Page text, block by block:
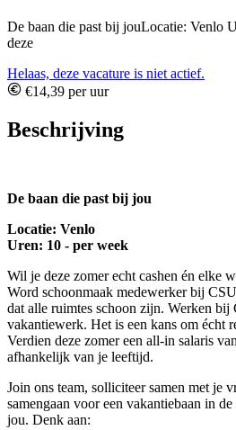
De baan die past bij jouLocatie: Venlo
deze
Helaas, deze vacature is niet actief.
€14,39 per uur
Beschrijving
De baan die past bij jou
Locatie: Venlo
Uren: 10 - per week
Wil je deze zomer echt cashen én elke
Word schoonmaak medewerker bij
dat alle ruimtes schoon zijn. Werken bij
vakantiewerk. Het is een kans om écht
Verdien deze zomer een all-in salaris
afhankelijk van je leeftijd.
Join ons team, solliciteer samen met je
samengaan voor een vakantiebaan in
jou. Denk aan: